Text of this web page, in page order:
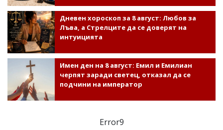
Дневен хороскоп за 8 август: Любов за
Лъва, а Стрелците да се доверят на
интуицията
Имен ден на 8 август: Емил и Емилиан
черпят заради светец, отказал да се
подчини на император
Error9